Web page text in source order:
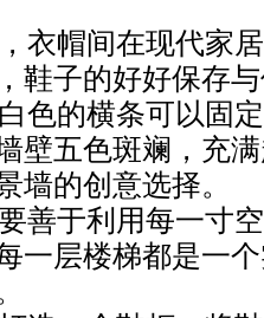
衣帽间在现代家
鞋子的好好保存
色的横条可以固
壁五色斑斓，充
墙的创意选择。
善于利用每一寸
一层楼梯都是一